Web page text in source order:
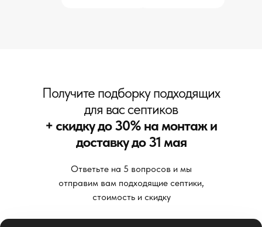
Получите подборку подходящих
для вас септиков
+ скидку до 30% на монтаж и
доставку до 31 мая
Ответьте на 5 вопросов и мы
отправим вам подходящие септики,
стоимость и скидку